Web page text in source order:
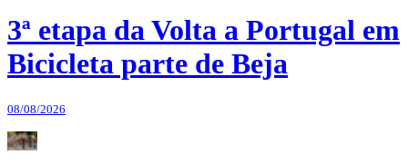
3ª etapa da Volta a Portugal em
Bicicleta parte de Beja
08/08/2026